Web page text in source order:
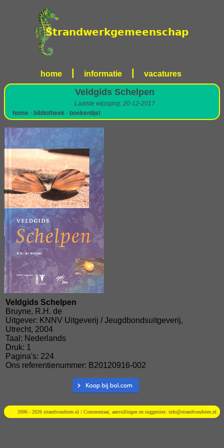
home informatie vacatures
Veldgids Schelpen
Laatste wijziging: 20-12-2017
home - bibliotheek - boekenlijst
Veldgids Schelpen
Bruyne, R.H. de
Uitgever: KNNV Uitgeverij / Jeugdbondsuitgeverij,
Utrecht, 2004
Taal: Nederlands
Druk: 1
Pagina's: 224
Ons referentienummer: B20120916-002
2006 - 2026 strandvondsten.nl / Commentaar, aanvullingen en suggesties: info@strandvondsten.nl